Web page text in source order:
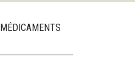
MÉDICAMENTS